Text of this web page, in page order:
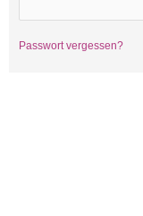
Passwort vergessen?